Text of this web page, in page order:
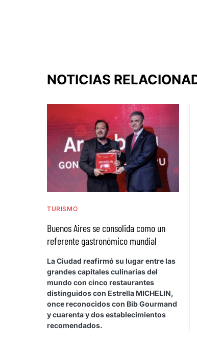
NOTICIAS
TURISMO
Buenos Aires se consolida como un
referente gastronómico mundial
La Ciudad reafirmó su lugar entre las
grandes capitales culinarias del
mundo con cinco restaurantes
distinguidos con Estrella MICHELIN,
once reconocidos con Bib Gourmand
y cuarenta y dos establecimientos
recomendados.